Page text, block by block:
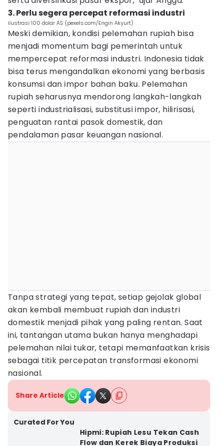
3. Perlu segera percepat reformasi industri
ilustrasi 100 dolar AS (pexels.com/Engin Akyurt)
Meski demikian, kondisi pelemahan rupiah bisa
menjadi momentum bagi pemerintah untuk
mempercepat reformasi industri. Indonesia tidak
bisa terus mengandalkan ekonomi yang berbasis
konsumsi dan impor bahan baku. Pelemahan
rupiah seharusnya mendorong langkah-langkah
seperti industrialisasi, substitusi impor, hilirisasi,
penguatan rantai pasok domestik, dan
pendalaman pasar keuangan nasional.
Tanpa strategi yang tepat, setiap gejolak global
akan kembali membuat rupiah dan industri
domestik menjadi pihak yang paling rentan. Saat
ini, tantangan utama bukan hanya menghadapi
pelemahan nilai tukar, tetapi memanfaatkan krisis
sebagai titik percepatan transformasi ekonomi
nasional.
Share Article
Curated For You
Hipmi: Rupiah Lesu Tekan Cash
Flow dan Kerek Biaya Produksi